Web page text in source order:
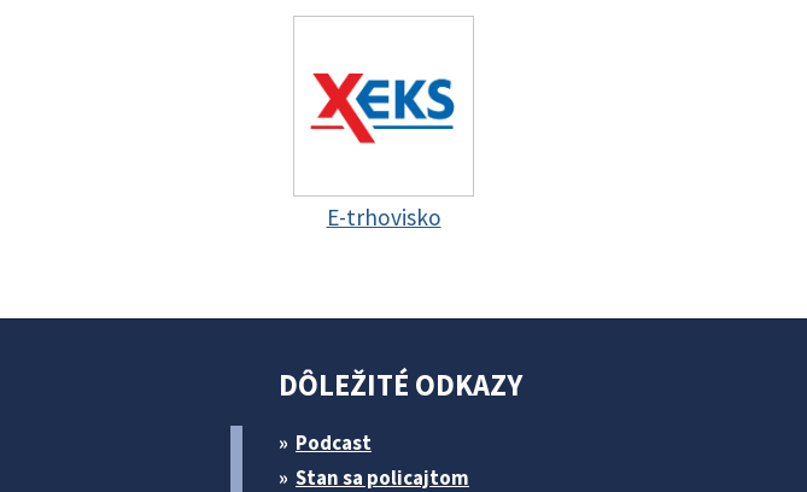
E-trhovisko
DÔLEŽITÉ ODKAZY
Podcast
Stan sa policajtom